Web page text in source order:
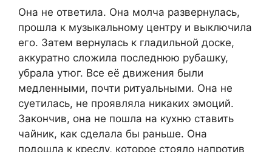
Она не ответила. Она молча развернулась,
прошла к музыкальному центру и выключила
его. Затем вернулась к гладильной доске,
аккуратно сложила последнюю рубашку,
убрала утюг. Все её движения были
медленными, почти ритуальными. Она не
суетилась, не проявляла никаких эмоций.
Закончив, она не пошла на кухню ставить
чайник, как сделала бы раньше. Она
подошла к креслу, которое стояло напротив